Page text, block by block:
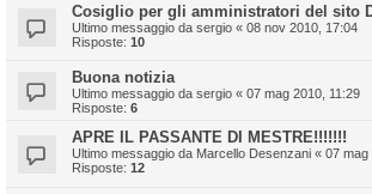
Cosiglio per gli amministratori del sito
Ultimo messaggio da sergio « 08 nov 2010, 17:04
Risposte: 10
Buona notizia
Ultimo messaggio da sergio « 07 mag 2010, 11:29
Risposte: 6
APRE IL PASSANTE DI MESTRE!!!!!!!
Ultimo messaggio da Marcello Desenzani « 07 mag
Risposte: 12